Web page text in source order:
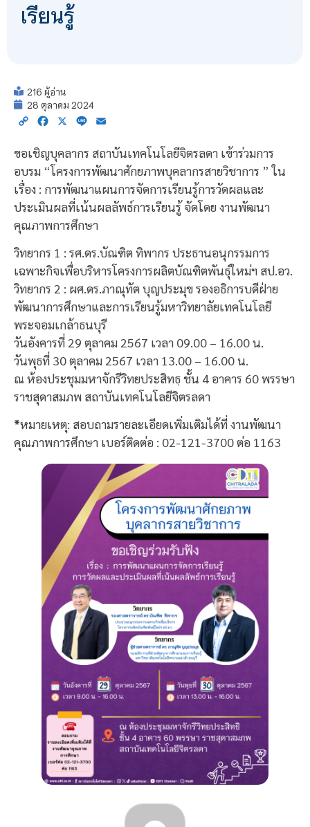
เรียนรู้
216 ผู้อ่าน
28 ตุลาคม 2024
Copy Facebook
X Line
ขอเชิญบุคลากร สถาบันเทคโนโลยีจิตรลดา เข้าร่วมการ
อบรม “โครงการพัฒนาศักยภาพบุคลากรสายวิชาการ ” ใน
เรื่อง : การพัฒนาแผนการจัดการเรียนรู้การวัดผลและ
ประเมินผลที่เน้นผลลัพธ์การเรียนรู้ จัดโดย งานพัฒนา
คุณภาพการศึกษา
วิทยากร 1 : รศ.ดร.บัณฑิต ทิพากร ประธานอนุกรรมการ
เฉพาะกิจเพื่อบริหารโครงการผลิตบัณฑิตพันธุ์ใหม่ฯ สป.อว.
วิทยากร 2 : ผศ.ดร.ภาณุทัต บุญประมุข รองอธิการบดีฝ่าย
พัฒนาการศึกษาและการเรียนรู้มหาวิทยาลัยเทคโนโลยี
พระจอมเกล้าธนบุรี
วันอังคารที่ 29 ตุลาคม 2567 เวลา 09.00 – 16.00 น.
วันพุธที่ 30 ตุลาคม 2567 เวลา 13.00 – 16.00 น.
ณ ห้องประชุมมหาจักรีวิทยประสิทธฺ ชั้น 4 อาคาร 60 พรรษา
ราชสุดาสมภพ สถาบันเทคโนโลยีจิตรลดา
*หมายเหตุ: สอบถามรายละเอียดเพิ่มเติมได้ที่ งานพัฒนา
คุณภาพการศึกษา เบอร์ติดต่อ : 02-121-3700 ต่อ 1163